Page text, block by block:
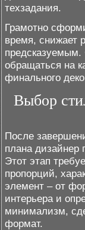
техзадания.
Грамотно
время, снижает
предсказуемым.
обращаться на
финального
Выбор
После
плана дизайнер
Этот этап
пропорций,
элемент – от
интерьера и
минимализм,
формат.